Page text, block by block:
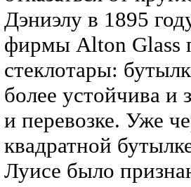
Дэниэлу в 1895
фирмы Alton Glass
стеклотары:
более устойчива и
и перевозке. Уже
квадратной
Луисе было